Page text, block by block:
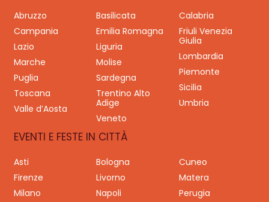
Abruzzo Basilicata
Calabria
Campania
Emilia Romagna
Friuli Venezia
Giulia
Lazio
Liguria
Lombardia
Marche
Molise
Piemonte
Puglia
Sardegna
Sicilia
Toscana
Trentino Alto
Adige
Umbria
Valle d’Aosta
Veneto
EVENTI E FESTE IN CITTÀ
Asti Bologna
Cuneo
Firenze
Livorno
Matera
Milano
Napoli
Perugia